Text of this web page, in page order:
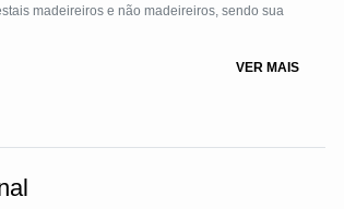
madeireiros e não madeireiros, sendo sua
VER MAIS